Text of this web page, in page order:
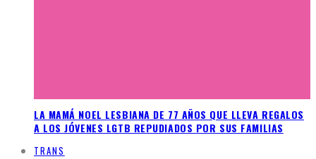
LA MAMÁ NOEL LESBIANA DE 77 AÑOS QUE LLEVA REGALOS
A LOS JÓVENES LGTB REPUDIADOS POR SUS FAMILIAS
TRANS